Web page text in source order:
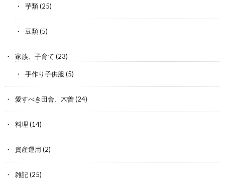
芋類(25)
豆類(5)
家族、子育て (23)
手作り子供服 (5)
愛すべき田舎、木曽(24)
料理 (14)
資産運用 (2)
雑記(25)